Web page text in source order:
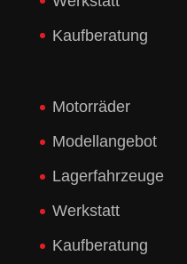
Kaufberatung
Motorräder
Modellangebot
Lagerfahrzeuge
Werkstatt
Kaufberatung